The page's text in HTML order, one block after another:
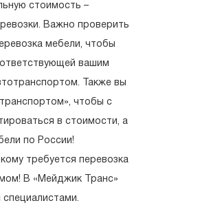
стоимость –
Важно проверить
мебели, чтобы
вашим
Также вы
чтобы с
в стоимости, а
по России!
требуется перевозка
В «Мейджик Транс»